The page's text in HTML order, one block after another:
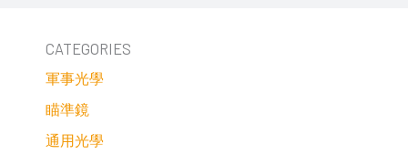
CATEGORIES
軍事光學
瞄準鏡
通用光學